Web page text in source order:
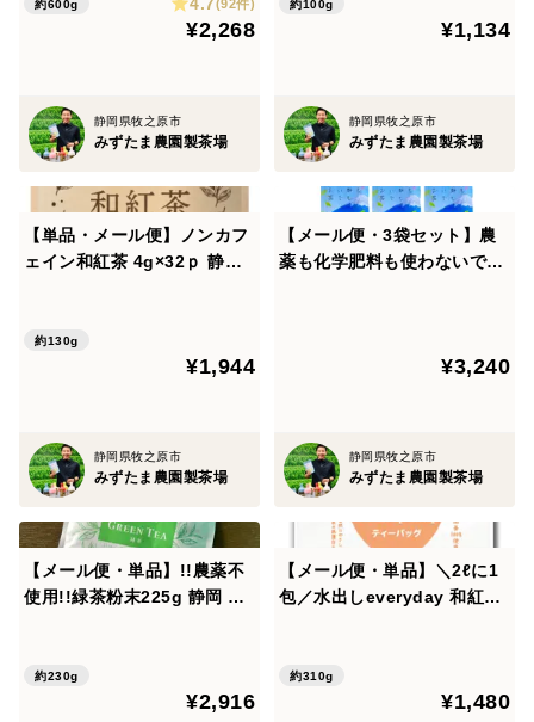
ております為、葉脈や食物繊維などが溶けきらずに底に
残る場合がございます。
予めご了承くださいませ。
＝＝＝＝＝＝＝＝＝＝＝＝＝＝＝＝＝＝＝＝＝＝＝
※【合わせ買い・宅配便】のページ同士でご購入されな
ご了承の上、ご購入下さい。
茶 静岡 牧之原 茶葉 100g
②【メール便】太陽さんさん 赤ちゃん番茶 5g×50p
静岡 牧之原
上記の2商品をご購入の場合、①700円＋②360円＝
誠に恐れ入りますが、上記のようなご注文をいただきま
約600g (92件)
¥2,268
静岡県牧之原市
みずたま農園製茶場
約100g
¥1,134
静岡県牧之原市
みずたま農園製茶場
【単品・メール便】ノンカフ
ェイン和紅茶 4g×32ｐ 静岡
約130g
¥1,944
静岡県牧之原市
みずたま農園製茶場
【メール便・3袋セット】農
薬も化学肥料も使わないで育
¥3,240
静岡県牧之原市
みずたま農園製茶場
【メール便・単品】!!農薬不
使用!!緑茶粉末225g 静岡 牧
約230g
¥2,916
【メール便・単品】＼2ℓに1
包／水出しeveryday 和紅茶
約310g
¥1,480